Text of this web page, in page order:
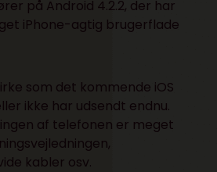
på Android 4.2.2, der har
iPhone-agtig brugerflade
som det kommende iOS
ikke har udsendt endnu.
af telefonen er meget
kabler osv.